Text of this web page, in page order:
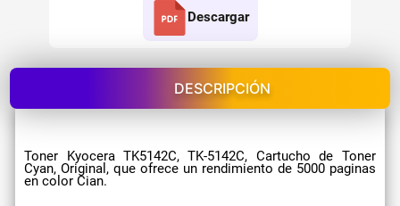
Descargar
DESCRIPCIÓN
Toner Kyocera TK5142C, TK-5142C, Cartucho de Toner
Cyan, Original, que ofrece un rendimiento de 5000 paginas
en color Cian.